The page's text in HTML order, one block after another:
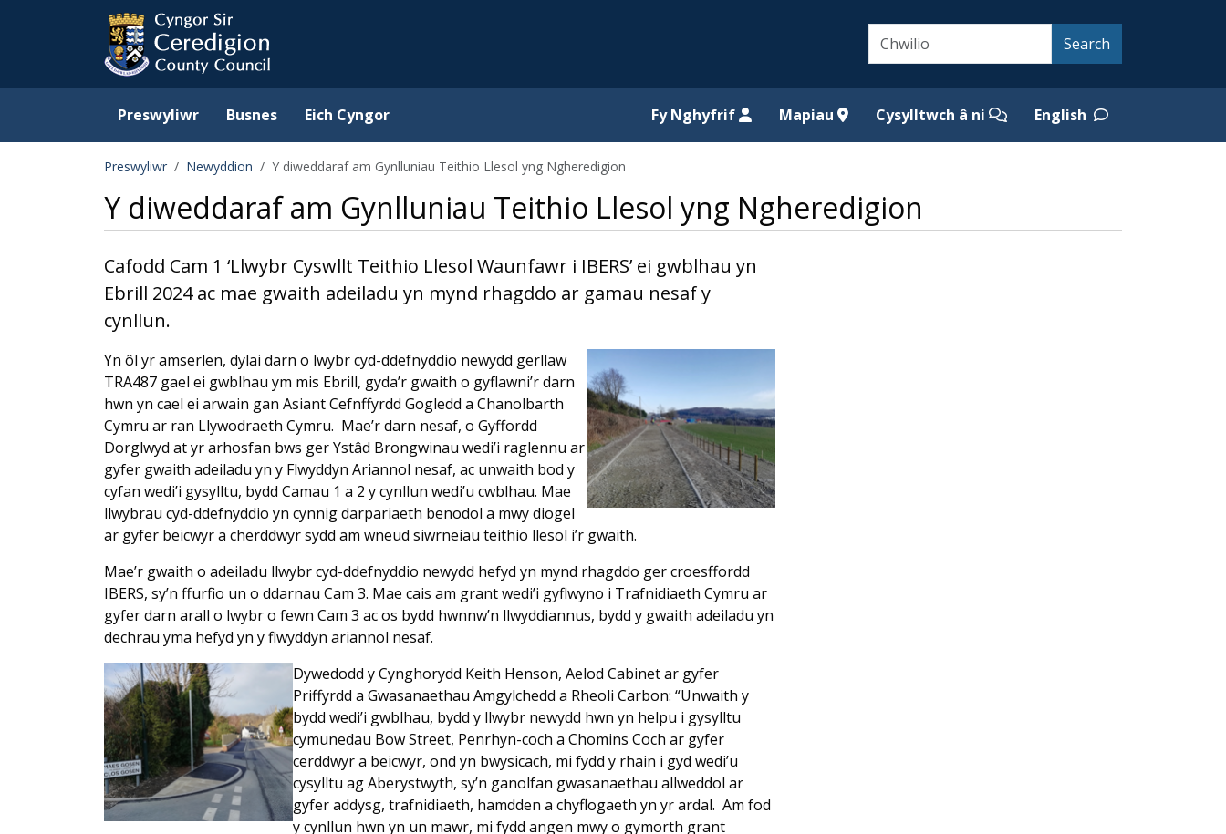
Skip to main content
Ceredigion County Council website Search Search
Preswyliwr Busnes Eich Cyngor Fy Nghyfrif Mapiau Cysylltwch â ni English
Preswyliwr Newyddion Y diweddaraf am Gynlluniau Teithio Llesol yng Ngheredigion
Y diweddaraf am Gynlluniau Teithio Llesol yng Ngheredigion
Cafodd Cam 1 ‘Llwybr Cyswllt Teithio Llesol Waunfawr i IBERS’ ei gwblhau yn
Ebrill 2024 ac mae gwaith adeiladu yn mynd rhagddo ar gamau nesaf y
cynllun.
Yn ôl yr amserlen, dylai darn o lwybr cyd-ddefnyddio newydd gerllaw
TRA487 gael ei gwblhau ym mis Ebrill, gyda’r gwaith o gyflawni’r darn
hwn yn cael ei arwain gan Asiant Cefnffyrdd Gogledd a Chanolbarth
Cymru ar ran Llywodraeth Cymru. Mae’r darn nesaf, o Gyffordd
Dorglwyd at yr arhosfan bws ger Ystâd Brongwinau wedi’i raglennu ar
gyfer gwaith adeiladu yn y Flwyddyn Ariannol nesaf, ac unwaith bod y
cyfan wedi’i gysylltu, bydd Camau 1 a 2 y cynllun wedi’u cwblhau. Mae
llwybrau cyd-ddefnyddio yn cynnig darpariaeth benodol a mwy diogel
ar gyfer beicwyr a cherddwyr sydd am wneud siwrneiau teithio llesol i’r gwaith.
Mae’r gwaith o adeiladu llwybr cyd-ddefnyddio newydd hefyd yn mynd rhagddo ger croesffordd
IBERS, sy’n ffurfio un o ddarnau Cam 3. Mae cais am grant wedi’i gyflwyno i Trafnidiaeth Cymru ar
gyfer darn arall o lwybr o fewn Cam 3 ac os bydd hwnnw’n llwyddiannus, bydd y gwaith adeiladu yn
dechrau yma hefyd yn y flwyddyn ariannol nesaf.
Dywedodd y Cynghorydd Keith Henson, Aelod Cabinet ar gyfer
Priffyrdd a Gwasanaethau Amgylchedd a Rheoli Carbon: “Unwaith y
bydd wedi’i gwblhau, bydd y llwybr newydd hwn yn helpu i gysylltu
cymunedau Bow Street, Penrhyn-coch a Chomins Coch ar gyfer
cerddwyr a beicwyr, ond yn bwysicach, mi fydd y rhain i gyd wedi’u
cysylltu ag Aberystwyth, sy’n ganolfan gwasanaethau allweddol ar
gyfer addysg, trafnidiaeth, hamdden a chyflogaeth yn yr ardal. Am fod
y cynllun hwn yn un mawr, mi fydd angen mwy o gymorth grant